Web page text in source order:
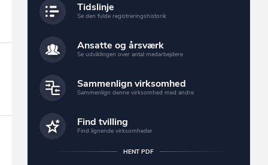
Tidslinje
Se den fulde registreringshistorik
Ansatte og årsværk
Se udviklingen over antal medarbejdere
Sammenlign virksomhed
Sammenlign denne virksomhed med andre
Find tvilling
Find lignende virksomheder
HENT PDF